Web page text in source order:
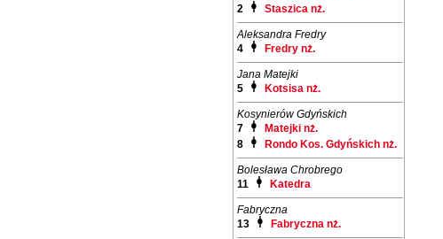
2
Staszica nż.
Aleksandra Fredry
4
Fredry nż.
Jana Matejki
5
Kotsisa nż.
Kosynierów Gdyńskich
7
Matejki nż.
8
Rondo Kos. Gdyńskich nż.
Bolesława Chrobrego
11
Katedra
Fabryczna
13
Fabryczna nż.